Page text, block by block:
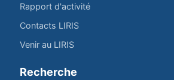
Rapport d'activité
Contacts LIRIS
Venir au LIRIS
Recherche